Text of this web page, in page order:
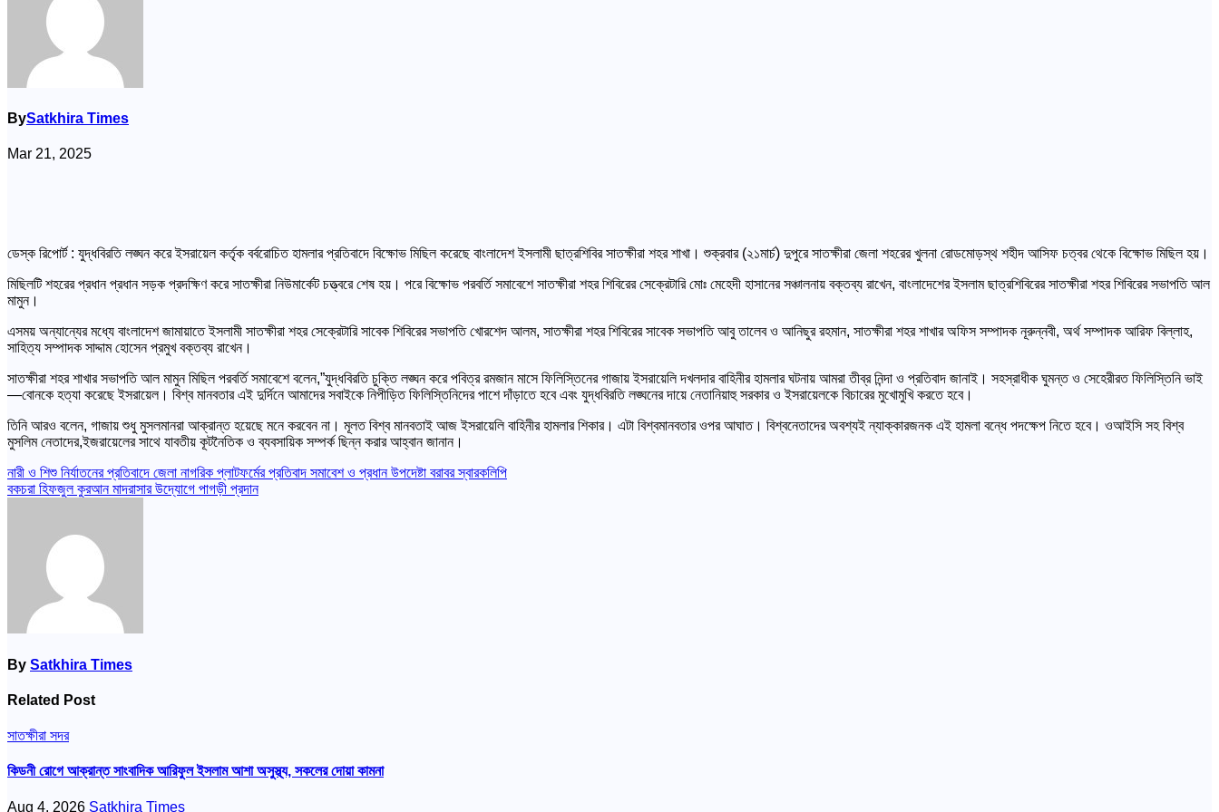
BySatkhira Times
Mar 21, 2025
ডেস্ক রিপোর্ট : যুদ্ধবিরতি লঙ্ঘন করে ইসরায়েল কর্তৃক বর্বরোচিত হামলার প্রতিবাদে বিক্ষোভ মিছিল করেছে বাংলাদেশ ইসলামী ছাত্রশিবির সাতক্ষীরা শহর শাখা। শুক্রবার (২১মার্চ) দুপুরে সাতক্ষীরা জেলা শহরের খুলনা রোডমোড়স্থ শহীদ আসিফ চত্বর থেকে বিক্ষোভ মিছিল হয়।
মিছিলটি শহরের প্রধান প্রধান সড়ক প্রদক্ষিণ করে সাতক্ষীরা নিউমার্কেট চত্ত্বরে শেষ হয়। পরে বিক্ষোভ পরবর্তি সমাবেশে সাতক্ষীরা শহর শিবিরের সেক্রেটারি মোঃ মেহেদী হাসানের সঞ্চালনায় বক্তব্য রাখেন, বাংলাদেশের ইসলাম ছাত্রশিবিরের সাতক্ষীরা শহর শিবিরের সভাপতি আল
মামুন।
এসময় অন্যান্যের মধ্যে বাংলাদেশ জামায়াতে ইসলামী সাতক্ষীরা শহর সেক্রেটারি সাবেক শিবিরের সভাপতি খোরশেদ আলম, সাতক্ষীরা শহর শিবিরের সাবেক সভাপতি আবু তালেব ও আনিছুর রহমান, সাতক্ষীরা শহর শাখার অফিস সম্পাদক নূরুন্নবী, অর্থ সম্পাদক আরিফ বিল্লাহ,
সাহিত্য সম্পাদক সাদ্দাম হোসেন প্রমুখ বক্তব্য রাখেন।
সাতক্ষীরা শহর শাখার সভাপতি আল মামুন মিছিল পরবর্তি সমাবেশে বলেন,”যুদ্ধবিরতি চুক্তি লঙ্ঘন করে পবিত্র রমজান মাসে ফিলিস্তিনের গাজায় ইসরায়েলি দখলদার বাহিনীর হামলার ঘটনায় আমরা তীব্র নিন্দা ও প্রতিবাদ জানাই। সহস্রাধীক ঘুমন্ত ও সেহেরীরত ফিলিস্তিনি ভাই
—বোনকে হত্যা করেছে ইসরায়েল। বিশ্ব মানবতার এই দুর্দিনে আমাদের সবাইকে নিপীড়িত ফিলিস্তিনিদের পাশে দাঁড়াতে হবে এবং যুদ্ধবিরতি লঙ্ঘনের দায়ে নেতানিয়াহু সরকার ও ইসরায়েলকে বিচারের মুখোমুখি করতে হবে।
তিনি আরও বলেন, গাজায় শুধু মুসলমানরা আক্রান্ত হয়েছে মনে করবেন না। মূলত বিশ্ব মানবতাই আজ ইসরায়েলি বাহিনীর হামলার শিকার। এটা বিশ্বমানবতার ওপর আঘাত। বিশ্বনেতাদের অবশ্যই ন্যাক্কারজনক এই হামলা বন্ধে পদক্ষেপ নিতে হবে। ওআইসি সহ বিশ্ব
মুসলিম নেতাদের,ইজরায়েলের সাথে যাবতীয় কূটনৈতিক ও ব্যবসায়িক সম্পর্ক ছিন্ন করার আহ্বান জানান।
Post
navigation
নারী ও শিশু নির্যাতনের প্রতিবাদে জেলা নাগরিক প্লাটফর্মের প্রতিবাদ সমাবেশ ও প্রধান উপদেষ্টা বরাবর স্বারকলিপি
বকচরা হিফজুল কুরআন মাদরাসার উদ্যোগে পাগড়ী প্রদান
By Satkhira Times
Related Post
সাতক্ষীরা সদর
কিডনী রোগে আক্রান্ত সাংবাদিক আরিফুল ইসলাম আশা অসুস্থ্য, সকলের দোয়া কামনা
Aug 4, 2026 Satkhira Times